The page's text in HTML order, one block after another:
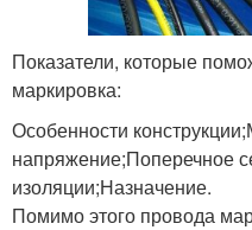
Показатели, которые
маркировка:
Особенности
напряжение;Поперечное
изоляции;Назначение.
Помимо этого провода